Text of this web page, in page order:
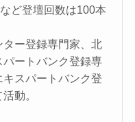
ど登壇回数は100本
ー登録専門家、北
ートバンク登録専
スパートバンク登
動。